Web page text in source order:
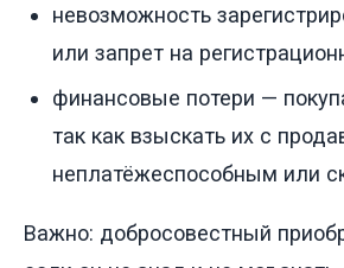
невозможность
или запрет на
финансовые потери —
так как взыскать их с
неплатёжеспособным или
Важно: добросовестный